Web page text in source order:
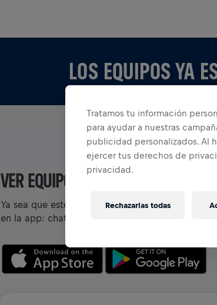
LOS EQUIPOS YA
VER EQUIPOS EN LA APP
Ya sea que estés en un equipo o creando el
en la app: chatea, rastrea tu tabla de
Tratamos tu información
para ayudar a nuestras
publicidad personalizados. Al
ejercer tus derechos de
privacidad.
Rechazarlas todas